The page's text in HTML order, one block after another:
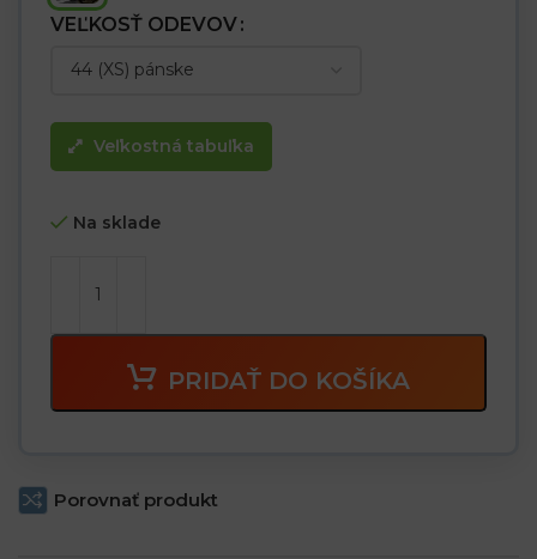
VEĽKOSŤ ODEVOV
Veľkostná tabuľka
Na sklade
PRIDAŤ DO KOŠÍKA
Porovnať produkt